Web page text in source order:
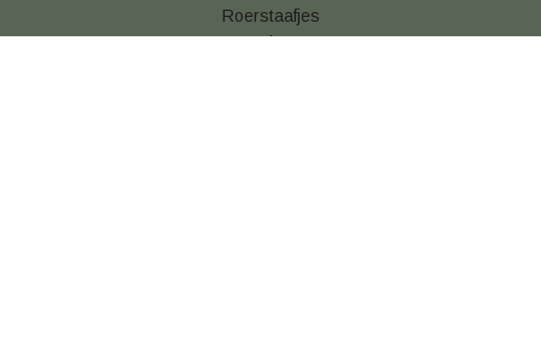
Roerstaafjes
Vorken